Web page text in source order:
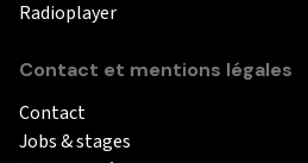
Radioplayer
Contact et mentions légales
Contact
Jobs & stages